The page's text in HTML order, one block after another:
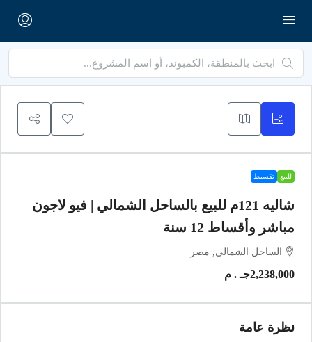
للبيع تقسيط
شاليه 121م للبيع بالساحل الشمالي | فيو لاجون
مباشر وأقساط 12 سنة
الساحل الشمالي, مصر
2,238,000جـ . م
نظرة عامة